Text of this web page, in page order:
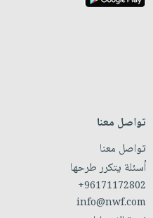
تواصل معنا
تواصل معنا
أسئلة يتكرر طرحها
+96171172802
info@nwf.com